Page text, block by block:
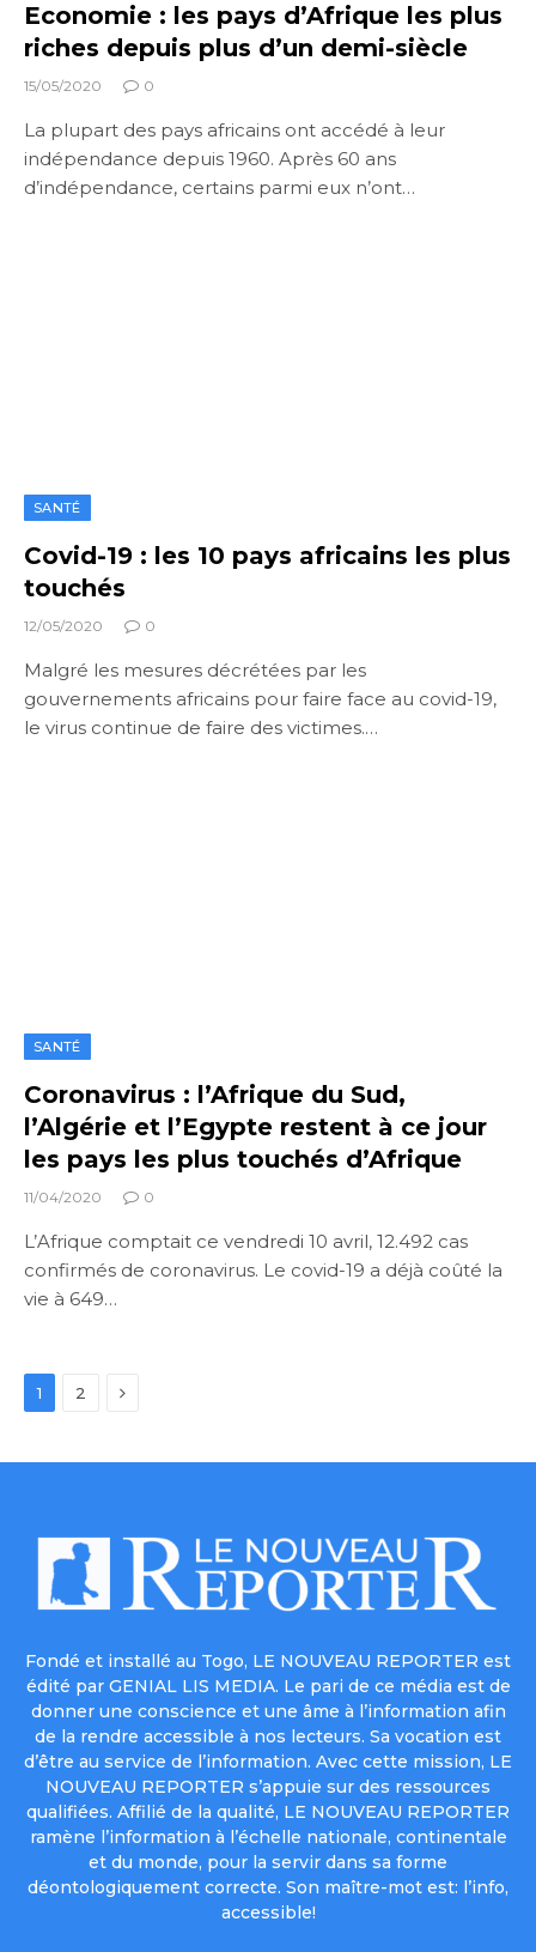
Economie : les pays d’Afrique les plus
riches depuis plus d’un demi-siècle
15/05/2020 0
La plupart des pays africains ont accédé à leur
indépendance depuis 1960. Après 60 ans
d’indépendance, certains parmi eux n’ont…
SANTÉ
Covid-19 : les 10 pays africains les plus
touchés
12/05/2020 0
Malgré les mesures décrétées par les
gouvernements africains pour faire face au covid-19,
le virus continue de faire des victimes.…
SANTÉ
Coronavirus : l’Afrique du Sud,
l’Algérie et l’Egypte restent à ce jour
les pays les plus touchés d’Afrique
11/04/2020 0
L’Afrique comptait ce vendredi 10 avril, 12.492 cas
confirmés de coronavirus. Le covid-19 a déjà coûté la
vie à 649…
1 2 Next
Fondé et installé au Togo, LE NOUVEAU REPORTER est
édité par GENIAL LIS MEDIA. Le pari de ce média est de
donner une conscience et une âme à l’information afin
de la rendre accessible à nos lecteurs. Sa vocation est
d’être au service de l’information. Avec cette mission, LE
NOUVEAU REPORTER s’appuie sur des ressources
qualifiées. Affilié de la qualité, LE NOUVEAU REPORTER
ramène l’information à l’échelle nationale, continentale
et du monde, pour la servir dans sa forme
déontologiquement correcte. Son maître-mot est: l’info,
accessible!